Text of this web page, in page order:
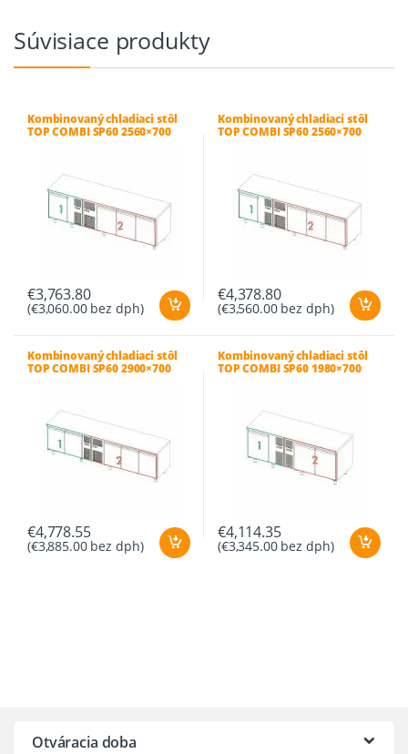
Súvisiace produkty
Kombinovaný chladiaci stôl
TOP COMBI SP60 2560×700
€3,763.80
(€3,060.00bez dph)
Kombinovaný chladiaci stôl
TOP COMBI SP60 2560×700
€4,378.80
(€3,560.00bez dph)
Kombinovaný chladiaci stôl
TOP COMBI SP60 2900×700
€4,778.55
(€3,885.00bez dph)
Kombinovaný chladiaci stôl
TOP COMBI SP60 1980×700
€4,114.35
(€3,345.00bez dph)
Otváracia doba